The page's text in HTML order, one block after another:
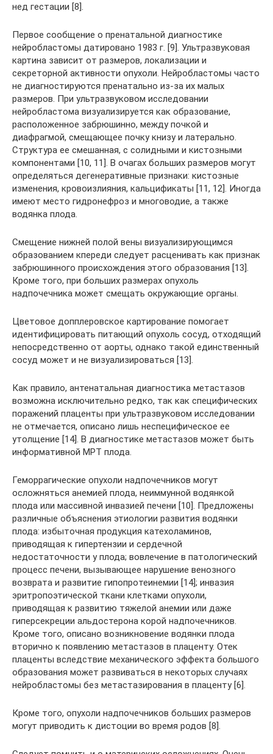
нед гестации [8].
Первое сообщение о пренатальной диагностике
нейробластомы датировано 1983 г. [9]. Ультразвуковая
картина зависит от размеров, локализации и
секреторной активности опухоли. Нейробластомы часто
не диагностируются пренатально из-за их малых
размеров. При ультразвуковом исследовании
нейробластома визуализируется как образование,
расположенное забрюшинно, между почкой и
диафрагмой, смещающее почку книзу и латерально.
Структура ее смешанная, с солидными и кистозными
компонентами [10, 11]. В очагах больших размеров могут
определяться дегенеративные признаки: кистозные
изменения, кровоизлияния, кальцификаты [11, 12]. Иногда
имеют место гидронефроз и многоводие, а также
водянка плода.
Смещение нижней полой вены визуализирующимся
образованием кпереди следует расценивать как признак
забрюшинного происхождения этого образования [13].
Кроме того, при больших размерах опухоль
надпочечника может смещать окружающие органы.
Цветовое допплеровское картирование помогает
идентифицировать питающий опухоль сосуд, отходящий
непосредственно от аорты, однако такой единственный
сосуд может и не визуализироваться [13].
Как правило, антенатальная диагностика метастазов
возможна исключительно редко, так как специфических
поражений плаценты при ультразвуковом исследовании
не отмечается, описано лишь неспецифическое ее
утолщение [14]. В диагностике метастазов может быть
информативной МРТ плода.
Геморрагические опухоли надпочечников могут
осложняться анемией плода, неиммунной водянкой
плода или массивной инвазией печени [10]. Предложены
различные объяснения этиологии развития водянки
плода: избыточная продукция катехоламинов,
приводящая к гипертензии и сердечной
недостаточности у плода; вовлечение в патологический
процесс печени, вызывающее нарушение венозного
возврата и развитие гипопротеинемии [14]; инвазия
эритропоэтической ткани клетками опухоли,
приводящая к развитию тяжелой анемии или даже
гиперсекреции альдостерона корой надпочечников.
Кроме того, описано возникновение водянки плода
вторично к появлению метастазов в плаценту. Отек
плаценты вследствие механического эффекта большого
образования может развиваться в некоторых случаях
нейробластомы без метастазирования в плаценту [6].
Кроме того, опухоли надпочечников больших размеров
могут приводить к дистоции во время родов [8].